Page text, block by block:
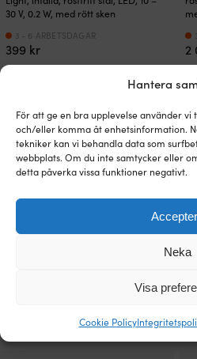
Hantera
För att ge en bra upplevelse använder
och/eller komma åt enhetsinformation.
tekniker kan vi behandla data som
webbplats. Om du inte samtycker eller
detta påverka vissa funktioner negativt.
Neka
Visa
Cookie Policy
30 V, 0.2 W, med rött sken
399 kr
3 - 6 ARBETSDAGAR
2
1